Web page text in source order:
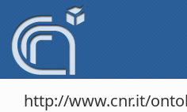
http://www.cnr.it/